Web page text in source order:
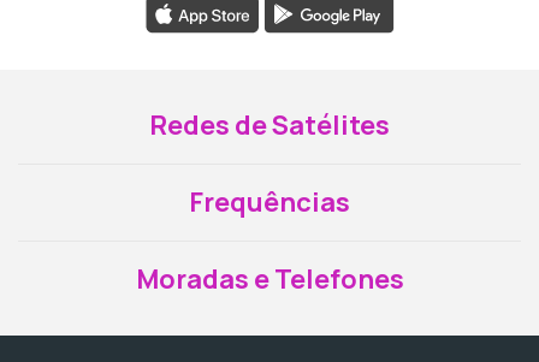
Redes de Satélites
Frequências
Moradas e Telefones